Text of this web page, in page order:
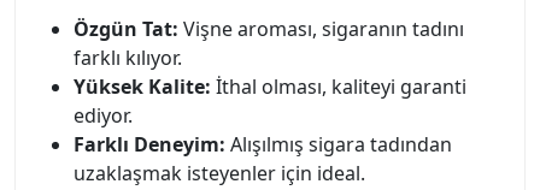
Özgün Tat: Vişne aroması, sigaranın tadını
farklı kılıyor.
Yüksek Kalite: İthal olması, kaliteyi garanti
ediyor.
Farklı Deneyim: Alışılmış sigara tadından
uzaklaşmak isteyenler için ideal.